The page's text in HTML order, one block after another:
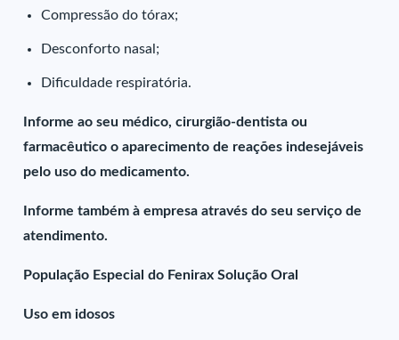
Compressão do tórax;
Desconforto nasal;
Dificuldade respiratória.
Informe ao seu médico, cirurgião-dentista ou
farmacêutico o aparecimento de reações indesejáveis
pelo uso do medicamento.
Informe também à empresa através do seu serviço de
atendimento.
População Especial do Fenirax Solução Oral
Uso em idosos